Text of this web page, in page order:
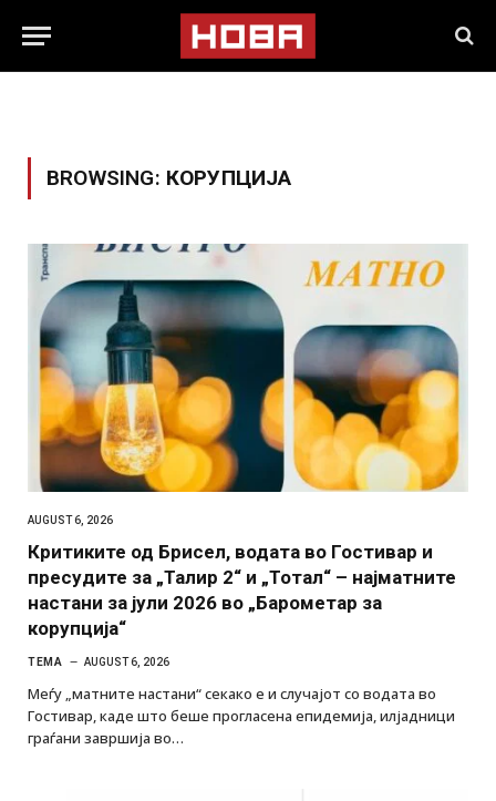
BROWSING: КОРУПЦИЈА
AUGUST 6, 2026
Критиките од Брисел, водата во Гостивар и
пресудите за „Талир 2“ и „Тотал“ – најматните
настани за јули 2026 во „Барометар за
корупција“
ТЕМА AUGUST 6, 2026
Меѓу „матните настани“ секако е и случајот со водата во
Гостивар, каде што беше прогласена епидемија, илјадници
граѓани завршија во…